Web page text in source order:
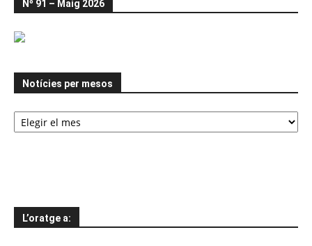
Nº 91 – Maig 2026
Notícies per mesos
Notícies
per
L’oratge a: